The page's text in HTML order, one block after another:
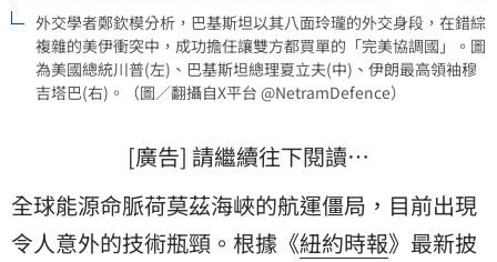
外交學者鄭欽模分析，巴基斯坦以其八面玲瓏的外交身段，在錯綜
複雜的美伊衝突中，成功擔任讓雙方都買單的「完美協調國」。圖
為美國總統川普(左)、巴基斯坦總理夏立夫(中)、伊朗最高領袖穆
吉塔巴(右)。（圖／翻攝自X平台 @NetramDefence）
[廣告] 請繼續往下閱讀…
全球能源命脈荷莫茲海峽的航運僵局，目前出現
令人意外的技術瓶頸。根據《紐約時報》最新披